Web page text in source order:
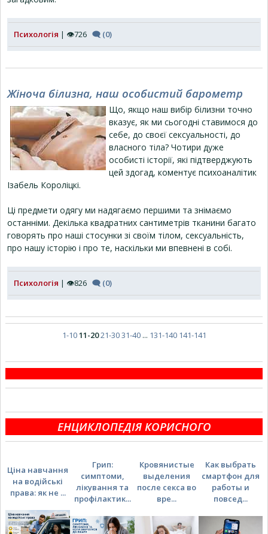
Психологія | 👁726 🗨 (0)
Жіноча білизна, наш особистий барометр
Що, якщо наш вибір білизни точно
вказує, як ми сьогодні ставимося до
себе, до своєї сексуальності, до
власного тіла? Чотири дуже
особисті історії, які підтверджують
цей здогад, коментує психоаналітик
Ізабель Короліцкі.
Ці предмети одягу ми надягаємо першими та знімаємо
останніми. Декілька квадратних сантиметрів тканини багато
говорять про наші стосунки зі своїм тілом, сексуальність,
про нашу історію і про те, наскільки ми впевнені в собі.
Психологія | 👁826 🗨 (0)
1-1011-2021-3031-40 ... 131-140 141-141
ЕНЦИКЛОПЕДІЯ КОРИСНОГО
Ціна навчання
на водійські
права: як не ...
Грип:
симптоми,
лікування та
профілактик...
Кровянистые
выделения
после секса во
вре...
Как выбрать
смартфон для
работы и
повсед...